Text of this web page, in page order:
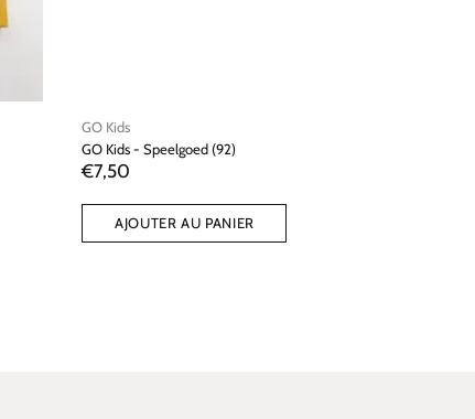
GO Kids
GO Kids - Speelgoed (92)
€7,50
AJOUTER AU PANIER